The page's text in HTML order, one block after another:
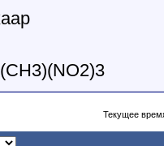
Текущее